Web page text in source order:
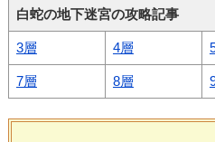
白蛇の地下迷宮の攻略記事
3層 4層
7層 8層